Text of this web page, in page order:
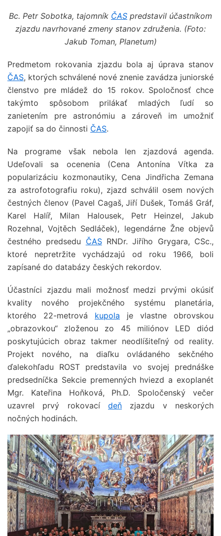
Bc. Petr Sobotka, tajomník ČAS predstavil účastníkom
zjazdu navrhované zmeny stanov združenia. (Foto:
Jakub Toman, Planetum)
Predmetom rokovania zjazdu bola aj úprava stanov
ČAS, ktorých schválené nové znenie zavádza juniorské
členstvo pre mládež do 15 rokov. Spoločnosť chce
takýmto spôsobom prilákať mladých ľudí so
zanietením pre astronómiu a zároveň im umožniť
zapojiť sa do činnosti ČAS.
Na programe však nebola len zjazdová agenda.
Udeľovali sa ocenenia (Cena Antonína Vítka za
popularizáciu kozmonautiky, Cena Jindřicha Zemana
za astrofotografiu roku), zjazd schválil osem nových
čestných členov (Pavel Cagaš, Jiří Dušek, Tomáš Gráf,
Karel Halíř, Milan Halousek, Petr Heinzel, Jakub
Rozehnal, Vojtěch Sedláček), legendárne Žne objevů
čestného predsedu ČASRNDr. Jiřího Grygara, CSc.,
ktoré nepretržite vychádzajú od roku 1966, boli
zapísané do databázy českých rekordov.
Účastníci zjazdu mali možnosť medzi prvými okúsiť
kvality nového projekčného systému planetária,
ktorého 22-metrová kupola je vlastne obrovskou
„obrazovkou“ zloženou zo 45 miliónov LED diód
poskytujúcich obraz takmer neodlíšiteľný od reality.
Projekt nového, na diaľku ovládaného sekčného
ďalekohľadu ROST predstavila vo svojej prednáške
predsedníčka Sekcie premenných hviezd a exoplanét
Mgr. Kateřina Hoňková, Ph.D. Spoločenský večer
uzavrel prvý rokovací deň zjazdu v neskorých
nočných hodinách.